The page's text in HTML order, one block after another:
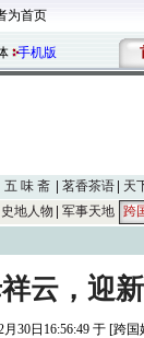
为首页
手机版
五 味 斋 茗香茶语 天
史地人物
军事天地 跨
云，迎新
月30日16:56:49 于 [跨国